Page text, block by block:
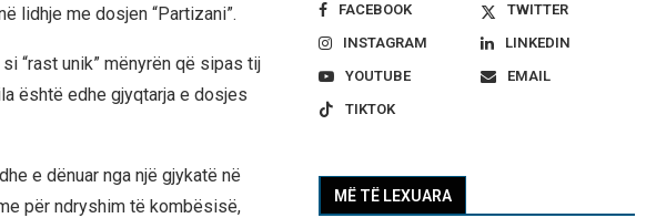
lidhje me dosjen “Partizani”.
“rast unik” mënyrën që sipas tij
është edhe gjyqtarja e dosjes
e dënuar nga një gjykatë në
për ndryshim të kombësisë,
FACEBOOK
TWITTER
INSTAGRAM
LINKEDIN
YOUTUBE
EMAIL
TIKTOK
MË TË LEXUARA